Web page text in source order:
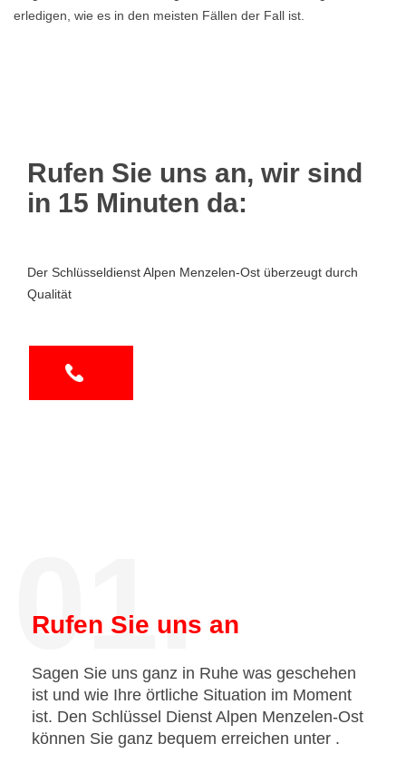
erledigen, wie es in den meisten Fällen der Fall ist.
Rufen Sie uns an, wir sind
in 15 Minuten da:
Der Schlüsseldienst Alpen Menzelen-Ost überzeugt durch
Qualität
01.
Rufen Sie uns an
Sagen Sie uns ganz in Ruhe was geschehen
ist und wie Ihre örtliche Situation im Moment
ist. Den Schlüssel Dienst Alpen Menzelen-Ost
können Sie ganz bequem erreichen unter .